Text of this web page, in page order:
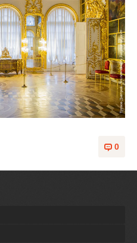
0